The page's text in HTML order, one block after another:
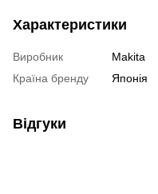
Характеристики
Виробник
Makita
Країна бренду
Японія
Відгуки